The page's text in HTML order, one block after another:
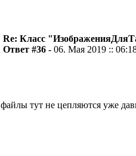
Re: Класс
Ответ #36 - 06. Мая 2019 ::
файлы тут не цепляются уже